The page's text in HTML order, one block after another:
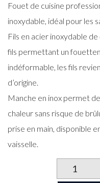
Fouet de cuisine
inoxydable, idéal pour les
Fils en acier inoxydable
fils permettant un
indéformable, les fils
d’origine.
Manche en inox permet
chaleur sans risque de
prise en main, disponible
vaisselle.